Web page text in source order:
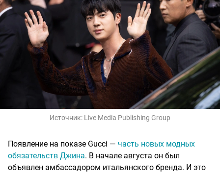
Источник: Live Media Publishing Group
Появление на показе Gucci — часть новых модных
обязательств Джина. В начале августа он был
объявлен амбассадором итальянского бренда. И это